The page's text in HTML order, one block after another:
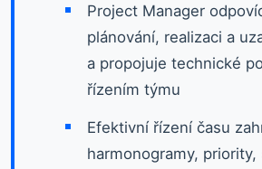
Project Manager
plánování, realizaci a
a propojuje technické
řízením týmu
Efektivní řízení času
harmonogramy, priority,